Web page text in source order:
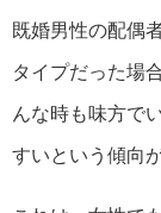
既婚男性の配偶
タイプだった場
んな時も味方で
すいという傾向